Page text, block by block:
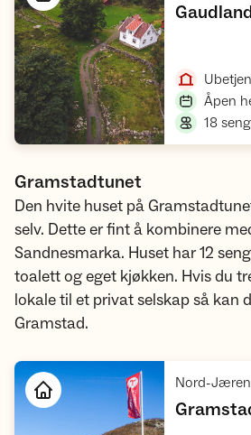
Åpen
18
Gramstadtunet
Den hvite huset på
selv. Dette er fint å kombinere
Sandnesmarka. Huset har 12
toalett og eget kjøkken. Hvis du
lokale til et privat selskap så kan
Gramstad.
Nord-Jæren